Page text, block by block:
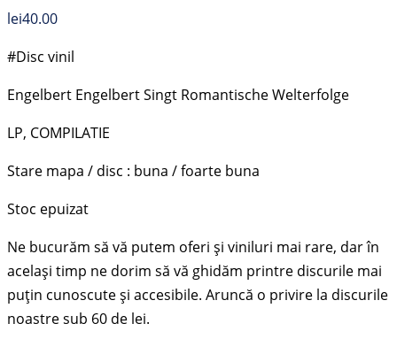
lei40.00
#Disc vinil
Engelbert Engelbert Singt Romantische Welterfolge
LP, COMPILATIE
Stare mapa / disc : buna / foarte buna
Stoc epuizat